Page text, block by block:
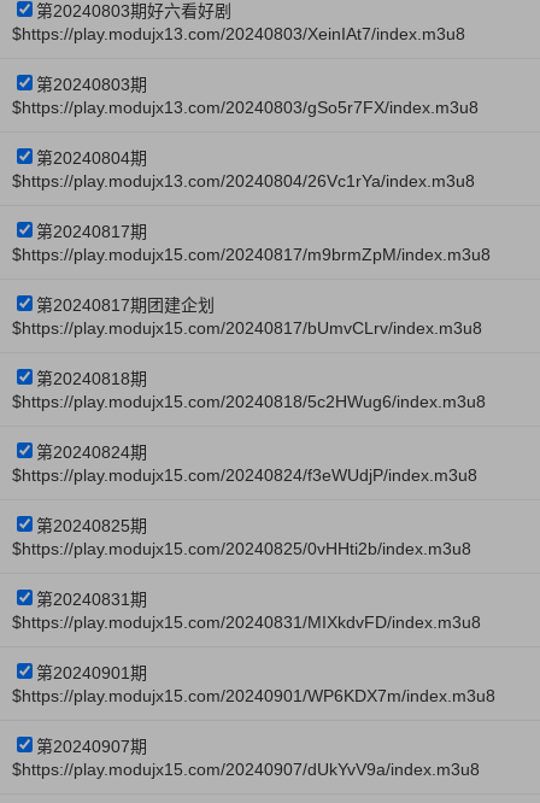
第20240803期好六看好剧
$https://play.modujx13.com/20240803/XeinIAt7/index.m3u8
第20240803期
$https://play.modujx13.com/20240803/gSo5r7FX/index.m3u8
第20240804期
$https://play.modujx13.com/20240804/26Vc1rYa/index.m3u8
第20240817期
$https://play.modujx15.com/20240817/m9brmZpM/index.m3u8
第20240817期团建企划
$https://play.modujx15.com/20240817/bUmvCLrv/index.m3u8
第20240818期
$https://play.modujx15.com/20240818/5c2HWug6/index.m3u8
第20240824期
$https://play.modujx15.com/20240824/f3eWUdjP/index.m3u8
第20240825期
$https://play.modujx15.com/20240825/0vHHti2b/index.m3u8
第20240831期
$https://play.modujx15.com/20240831/MIXkdvFD/index.m3u8
第20240901期
$https://play.modujx15.com/20240901/WP6KDX7m/index.m3u8
第20240907期
$https://play.modujx15.com/20240907/dUkYvV9a/index.m3u8